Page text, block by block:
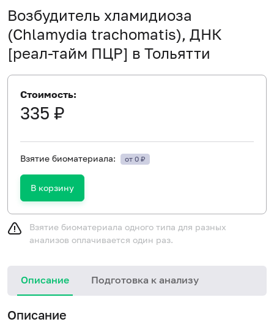
Возбудитель хламидиоза
(Chlamydia trachomatis), ДНК
[реал-тайм ПЦР] в Тольятти
Стоимость:
335 ₽
Взятие биоматериала: от 0 ₽
В корзину
Взятие биоматериала одного типа для разных
анализов оплачивается один раз.
Описание Подготовка к анализу
Описание